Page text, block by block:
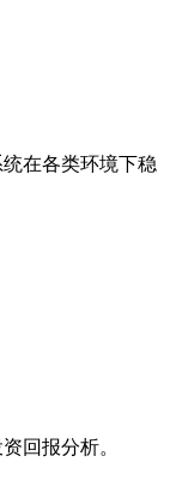
在各类环境下稳
回报分析。